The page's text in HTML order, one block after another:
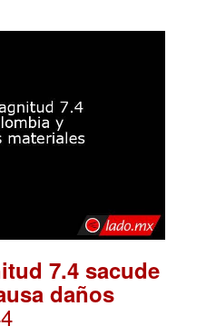
7.4 sacude
daños